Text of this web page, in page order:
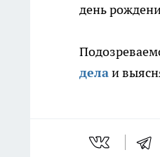
день
делаи